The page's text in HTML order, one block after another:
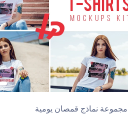
مجموعة نماذج قمصان يومية